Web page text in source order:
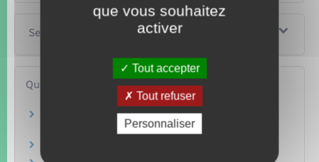
Services en ligne et formulaires
Questions ? Réponses !
Traduction d'un document : comment trouver
un traducteur agréé ?
que vous souhaitez
activer
Tout accepter
Tout refuser
Personnaliser